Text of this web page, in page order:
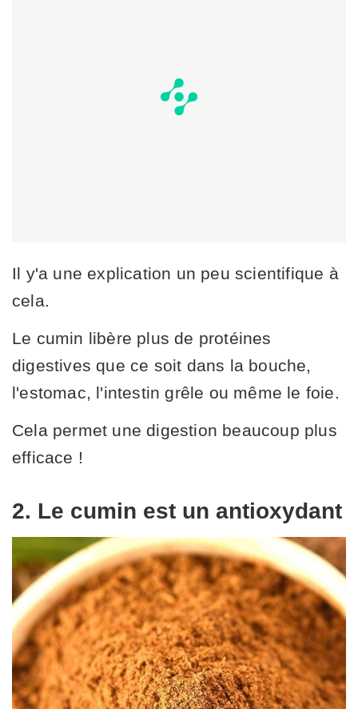
Il y'a une explication un peu scientifique à
cela.
Le cumin libère plus de protéines
digestives que ce soit dans la bouche,
l'estomac, l'intestin grêle ou même le foie.
Cela permet une digestion beaucoup plus
efficace !
2. Le cumin est un antioxydant